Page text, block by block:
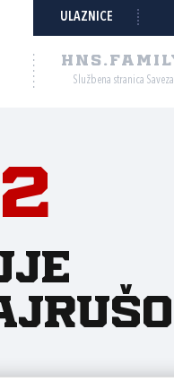
ULAZNICE
Službena stranica Saveza